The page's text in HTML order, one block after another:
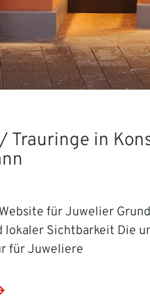
Trauringe in
für Juwelier
lokaler Sichtbarkeit Die
für Juweliere